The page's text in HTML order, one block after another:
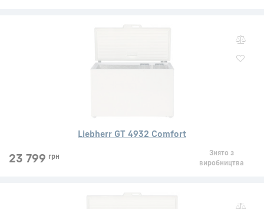
Liebherr GT 4932 Comfort
23 799 грн
Знято з
виробництва